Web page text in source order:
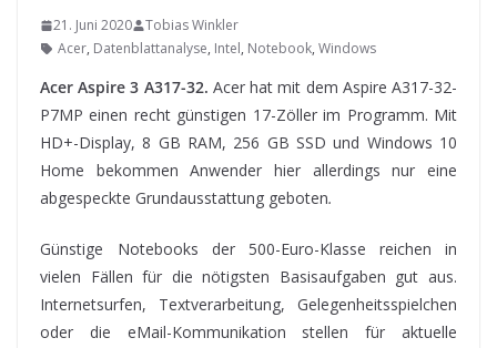
21. Juni 2020
Tobias Winkler
Acer, Datenblattanalyse, Intel, Notebook, Windows
Acer Aspire 3 A317-32. Acer hat mit dem Aspire A317-32-
P7MP einen recht günstigen 17-Zöller im Programm. Mit
HD+-Display, 8 GB RAM, 256 GB SSD und Windows 10
Home bekommen Anwender hier allerdings nur eine
abgespeckte Grundausstattung geboten.
Günstige
Notebooks der 500-Euro-Klasse reichen in
vielen Fällen für die nötigsten Basisaufgaben gut aus.
Internetsurfen, Textverarbeitung, Gelegenheitsspielchen
oder die eMail-Kommunikation stellen für aktuelle